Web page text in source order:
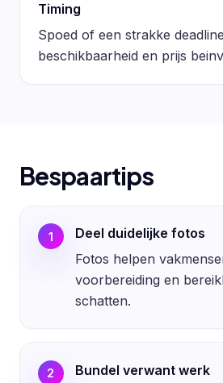
Timing
Spoed of een strakke
beschikbaarheid en prijs
Bespaartips
1
Deel duidelijke fotos
Fotos helpen
voorbereiding en
schatten.
2
Bundel verwant werk